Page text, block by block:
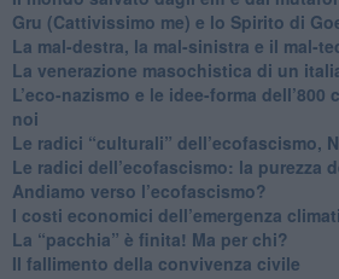
Gru (Cattivissimo me) e lo Spirito di
​La mal-destra, la mal-sinistra e il mal-
​La venerazione masochistica di un
​L’eco-nazismo e le idee-forma
noi
​Le radici “culturali” dell’ecofascismo,
Le radici dell’ecofascismo: la purezza
Andiamo verso l’ecofascismo?
I costi economici dell’emergenza
​La “pacchia” è finita! Ma per chi?
​Il fallimento della convivenza civile